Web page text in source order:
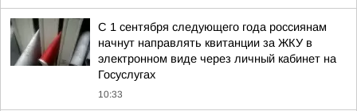
С 1 сентября следующего года россиянам
начнут направлять квитанции за ЖКУ в
электронном виде через личный кабинет на
Госуслугах
10:33